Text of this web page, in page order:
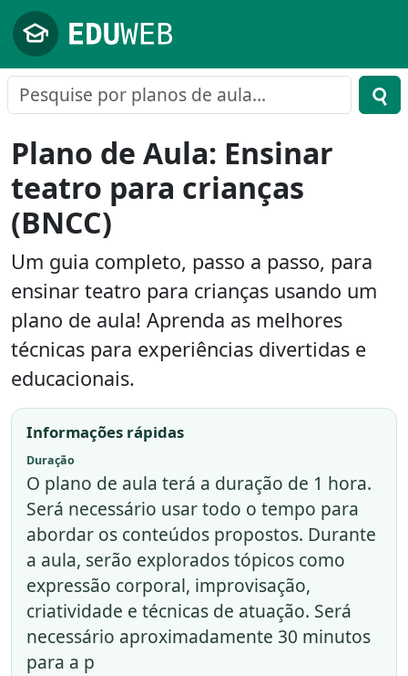
Pular para o conteúdo principal
Plano de Aula: Ensinar
teatro para crianças
(BNCC)
Um guia completo, passo a passo, para
ensinar teatro para crianças usando um
plano de aula! Aprenda as melhores
técnicas para experiências divertidas e
educacionais.
Informações rápidas
Duração
O plano de aula terá a duração de 1 hora.
Será necessário usar todo o tempo para
abordar os conteúdos propostos. Durante
a aula, serão explorados tópicos como
expressão corporal, improvisação,
criatividade e técnicas de atuação. Será
necessário aproximadamente 30 minutos
para a p